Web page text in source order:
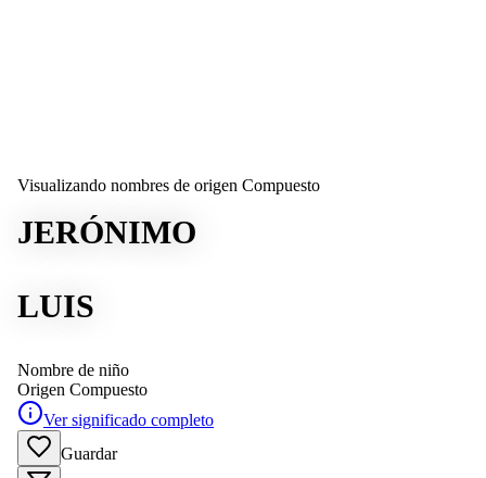
Visualizando nombres de origen Compuesto
JERÓNIMO
LUIS
Nombre de niño
Origen Compuesto
Ver significado completo
Guardar